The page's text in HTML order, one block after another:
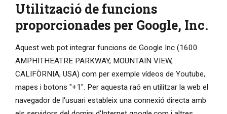
Utilització de funcions
proporcionades per Google, Inc.
Aquest web pot integrar funcions de Google Inc (1600
AMPHITHEATRE PARKWAY, MOUNTAIN VIEW,
CALIFÒRNIA, USA) com per exemple vídeos de Youtube,
mapes i botons "+1". Per aquesta raó en utilitzar la web el
navegador de l'usuari estableix una connexió directa amb